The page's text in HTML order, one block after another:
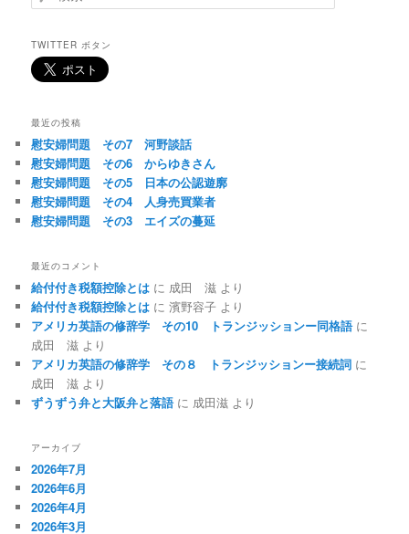
索
TWITTER ボタン
最近の投稿
慰安婦問題 その7 河野談話
慰安婦問題 その6 からゆきさん
慰安婦問題 その5 日本の公認遊廓
慰安婦問題 その4 人身売買業者
慰安婦問題 その3 エイズの蔓延
最近のコメント
給付付き税額控除とは に 成田 滋 より
給付付き税額控除とは に濱野容子 より
アメリカ英語の修辞学 その10 トランジッションー同格語に
成田 滋 より
アメリカ英語の修辞学 その８ トランジッションー接続詞 に
成田 滋 より
ずうずう弁と大阪弁と落語に 成田滋 より
アーカイブ
2026年7月
2026年6月
2026年4月
2026年3月